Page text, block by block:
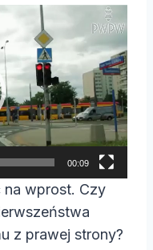
00:09
na wprost. Czy
z prawej strony?